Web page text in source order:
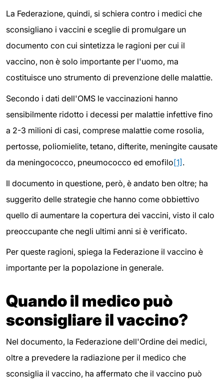
La Federazione, quindi, si schiera contro i medici che
sconsigliano i vaccini e sceglie di promulgare un
documento con cui sintetizza le ragioni per cui il
vaccino, non è solo importante per l'uomo, ma
costituisce uno strumento di prevenzione delle malattie.
Secondo i dati dell'OMS le vaccinazioni hanno
sensibilmente ridotto i decessi per malattie infettive fino
a 2-3 milioni di casi, comprese malattie come rosolia,
pertosse, poliomielite, tetano, difterite, meningite causate
da meningococco, pneumococco ed emofilo[1] .
Il documento in questione, però, è andato ben oltre; ha
suggerito delle strategie che hanno come obbiettivo
quello di aumentare la copertura dei vaccini, visto il calo
preoccupante che negli ultimi anni si è verificato.
Per queste ragioni, spiega la Federazione il vaccino è
importante per la popolazione in generale.
Quando il medico può
sconsigliare il vaccino?
Nel documento, la Federazione dell'Ordine dei medici,
oltre a prevedere la radiazione per il medico che
sconsiglia il vaccino, ha affermato che il vaccino può